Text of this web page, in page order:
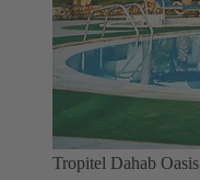
Tropitel Dahab Oasis